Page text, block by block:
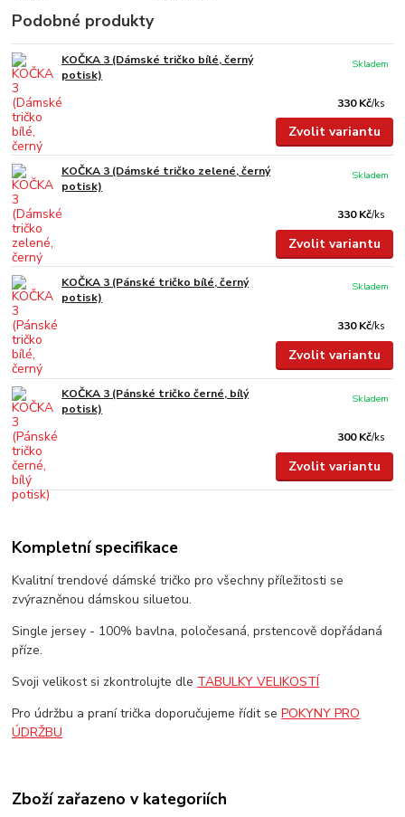
Podobné produkty
KOČKA 3 (Dámské tričko bílé, černý
potisk)
330 Kč/ks
Skladem
Zvolit variantu
KOČKA 3 (Dámské tričko zelené, černý
potisk)
330 Kč/ks
Skladem
Zvolit variantu
KOČKA 3 (Pánské tričko bílé, černý
potisk)
330 Kč/ks
Skladem
Zvolit variantu
KOČKA 3 (Pánské tričko černé, bílý
potisk)
300 Kč/ks
Skladem
Zvolit variantu
Kompletní specifikace
Kvalitní trendové dámské tričko pro všechny příležitosti se
zvýrazněnou dámskou siluetou.
Single jersey - 100% bavlna, poločesaná, prstencově dopřádaná
příze.
Svoji velikost si zkontrolujte dle TABULKY VELIKOSTÍ
Pro údržbu a praní trička doporučujeme řídit sePOKYNY PRO
ÚDRŽBU
Zboží zařazeno v kategoriích